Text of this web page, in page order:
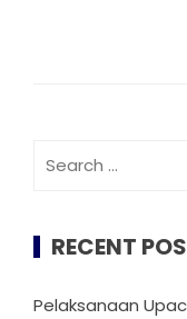
for:
RECENT
Pelaksanaan